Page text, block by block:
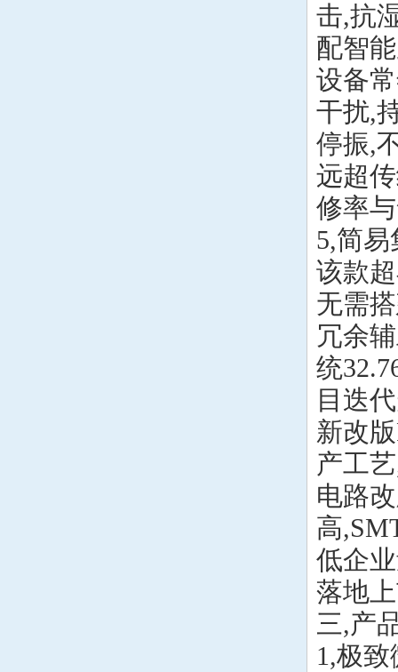
击,抗
配智
设备
干扰,
停振,
远超
修率
5,简
该款
无需
冗余
统
目迭
新改
产工
电路
高
低企
落地
三,产
1,极